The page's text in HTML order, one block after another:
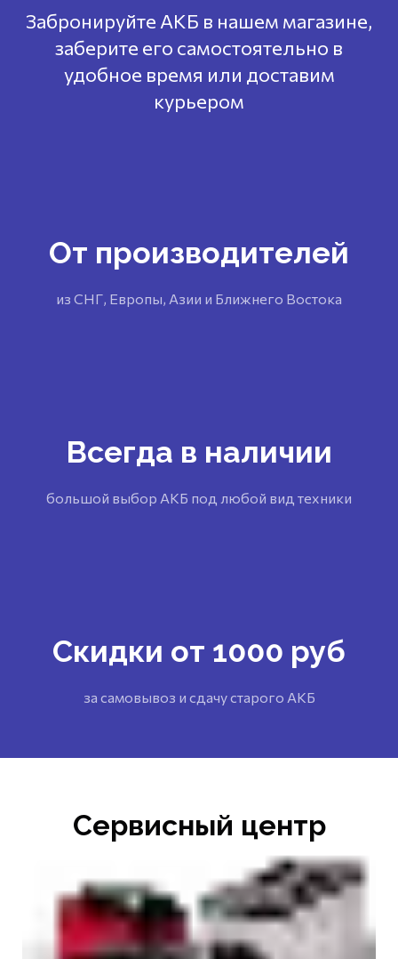
Забронируйте АКБ в нашем магазине,
заберите его самостоятельно в
удобное время или доставим
курьером
От производителей
из СНГ, Европы, Азии и Ближнего Востока
Всегда в наличии
большой выбор АКБ под любой вид техники
Скидки от 1000 руб
за самовывоз и сдачу старого АКБ
Сервисный центр